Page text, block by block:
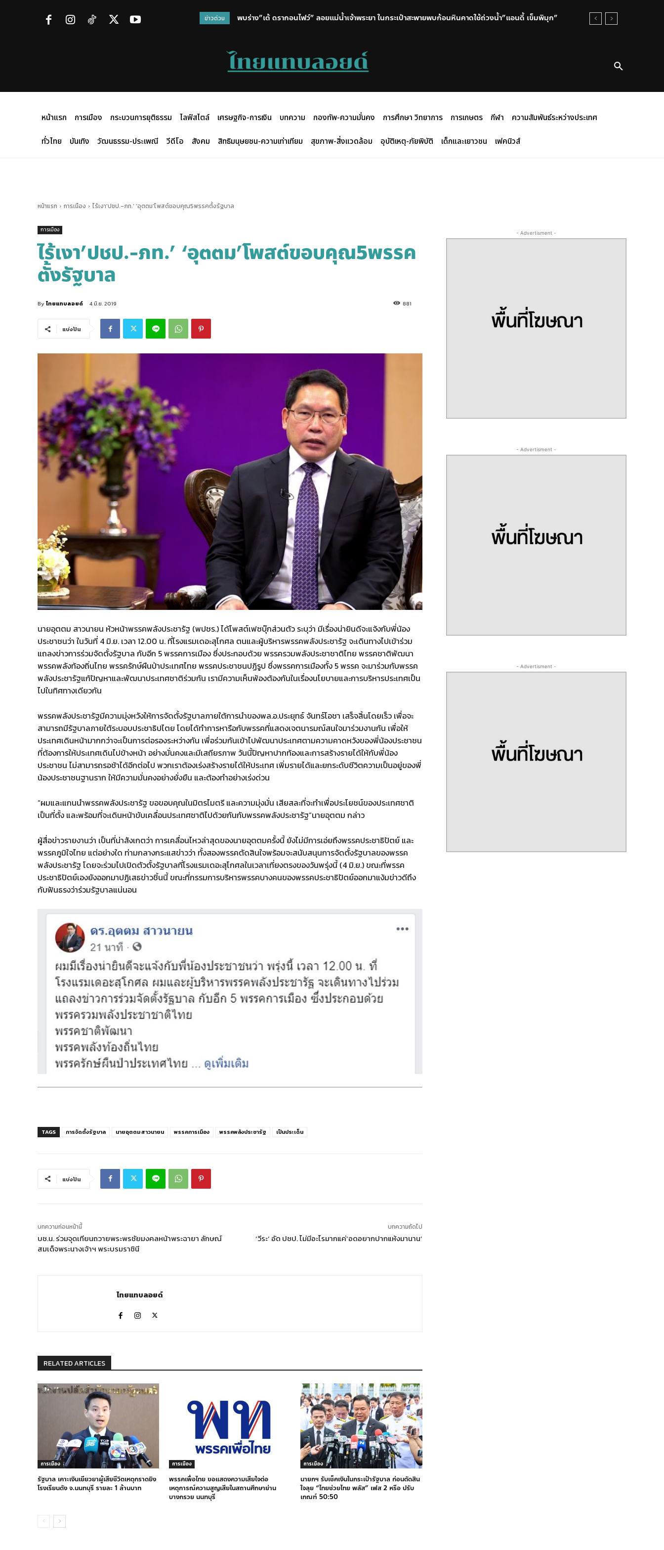
ข่าวด่วน
พบร่าง”เต้ ดรากอนไฟว์” ลอยแม่น้ำเจ้าพระยา ในกระเป๋าสะพายพบก้อนหินคาดใช้ถ่วงน้ำ”แอนดี้ เข็มพิมุก”
หน้าแรก การเมือง กระบวนการยุติธรรม ไลฟ์สไตล์ เศรษฐกิจ-การเงิน บทความ กองทัพ-ความมั่นคง การศึกษา วิทยาการ การเกษตร กีฬา
ความสัมพันธ์ระหว่างประเทศ
ทั่วไทย
บันเทิง วัฒนธรรม-ประเพณี วีดีโอ สังคม สิทธิมนุษยชน-ความเท่าเทียม สุขภาพ-สิ่งแวดล้อม อุบัติเหตุ-ภัยพิบัติ เด็กและเยาวชน เฟคนิวส์
หน้าแรก การเมือง ไร้เงา'ปชป.-ภท.' 'อุตตม'โพสต์ขอบคุณ5พรรคตั้งรัฐบาล
การเมือง
ไร้เงา’ปชป.-ภท.’ ‘อุตตม’โพสต์ขอบคุณ5พรรค
ตั้งรัฐบาล
By ไทยแทบลอยด์ 4 มิ.ย. 2019 881
แบ่งปัน
นายอุตตม สาวนายน หัวหน้าพรรคพลังประชารัฐ (พปชร.) ได้โพสต์เฟซบุ๊กส่วนตัว ระบุว่า มีเรื่องน่ายินดีจะแจ้งกับพี่น้อง
ประชาชนว่า ในวันที่ 4 มิ.ย. เวลา 12.00 น. ที่โรงแรมเดอะสุโกศล ตนและผู้บริหารพรรคพลังประชารัฐ จะเดินทางไปเข้าร่วม
แถลงข่าวการร่วมจัดตั้งรัฐบาล กับอีก 5 พรรคการเมือง ซึ่งประกอบด้วย พรรครวมพลังประชาชาติไทย พรรคชาติพัฒนา
พรรคพลังท้องถิ่นไทย พรรครักษ์ผืนป่าประเทศไทย พรรคประชาชนปฏิรูป ซึ่งพรรคการเมืองทั้ง 5 พรรค จะมาร่วมกับพรรค
พลังประชารัฐแก้ปัญหาและพัฒนาประเทศชาติร่วมกัน เรามีความเห็นพ้องต้องกันในเรื่องนโยบายและการบริหารประเทศเป็น
ไปในทิศทางเดียวกัน
พรรคพลังประชารัฐมีความมุ่งหวังให้การจัดตั้งรัฐบาลภายใต้การนำของพล.อ.ประยุทธ์ จันทร์โอชา เสร็จสิ้นโดยเร็ว เพื่อจะ
สามารถมีรัฐบาลภายใต้ระบอบประชาธิปไตย โดยได้ทำการหารือกับพรรคที่แสดงเจตนารมณ์สนใจมาร่วมงานกัน เพื่อให้
ประเทศเดินหน้ามากกว่าจะเป็นการต่อรองระหว่างกัน เพื่อร่วมกันเข้าไปพัฒนาประเทศตามความคาดหวังของพี่น้องประชาชน
ที่ต้องการให้ประเทศเดินไปข้างหน้า อย่างมั่นคงและมีเสถียรภาพ วันนี้ปัญหาปากท้องและการสร้างรายได้ให้กับพี่น้อง
ประชาชน ไม่สามารถรอช้าได้อีกต่อไป พวกเราต้องเร่งสร้างรายได้ให้ประเทศ เพิ่มรายได้และยกระดับชีวิตความเป็นอยู่ของพี่
น้องประชาชนฐานราก ให้มีความมั่นคงอย่างยั่งยืน และต้องทำอย่างเร่งด่วน
“ผมและแกนนำพรรคพลังประชารัฐ ขอขอบคุณในมิตรไมตรี และความมุ่งมั่น เสียสละที่จะทำเพื่อประโยชน์ของประเทศชาติ
เป็นที่ตั้ง และพร้อมที่จะเดินหน้าขับเคลื่อนประเทศชาติไปด้วยกันกับพรรคพลังประชารัฐ”นายอุตตม กล่าว
ผู้สื่อข่าวรายงานว่า เป็นที่น่าสังเกตว่า การเคลื่อนไหวล่าสุดของนายอุตตมครั้งนี้ ยังไม่มีการเอ่ยถึงพรรคประชาธิปัตย์ และ
พรรคภูมิใจไทย แต่อย่างใด ท่ามกลางกระแสข่าวว่า ทั้งสองพรรคตัดสินใจพร้อมจะสนับสนุนการจัดตั้งรัฐบาลของพรรค
พลังประชารัฐ โดยจะร่วมไปเปิดตัวตั้งรัฐบาลที่โรงแรมเดอะสุโกศลในเวลาเที่ยงตรงของวันพรุ่งนี้ (4 มิ.ย.) ขณะที่พรรค
ประชาธิปัตย์เองยังออกมาปฏิเสธข่าวชิ้นนี้ ขณะที่กรรมการบริหารพรรคบางคนของพรรคประชาธิปัตย์ออกมาแง้มข่าวดีถึง
กับฟันธรงว่าร่วมรัฐบาลแน่นอน
TAGS การจัดตั้งรัฐบาล นายอุตตม สาวนายน พรรคการเมือง พรรคพลังประชารัฐ เป็นประเด็น
แบ่งปัน
บทความก่อนหน้านี้
บช.น. ร่วมจุดเทียนถวายพระพรชัยมงคลหน้าพระฉายา ลักษณ์
สมเด็จพระนางเจ้าฯ พระบรมราชินี
บทความถัดไป
‘วีระ’ อัด ปชป. ไม่มีอะไรมากแค่’อดอยากปากแห้งมานาน’
ไทยแทบลอยด์
RELATED ARTICLES
การเมือง
รัฐบาล เคาะเงินเยียวยาผู้เสียชีวิตเหตุกราดยิง
โรงเรียนดัง จ.นนทบุรี รายละ 1 ล้านบาท
การเมือง
พรรคเพื่อไทย ขอแสดงความเสียใจต่อ
เหตุการณ์ความสูญเสียในสถานศึกษาย่าน
บางกรวย นนทบุรี
การเมือง
นายกฯ รับเช็คเงินในกระเป๋ารัฐบาล ก่อนตัดสิน
ใจลุย “ไทยช่วยไทย พลัส” เฟส 2 หรือ ปรับ
เกณฑ์ 50:50
- Advertisment -
- Advertisment -
- Advertisment -